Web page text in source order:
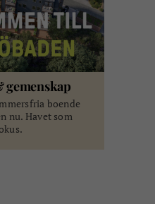
gemenskap
boende
nu. Havet som